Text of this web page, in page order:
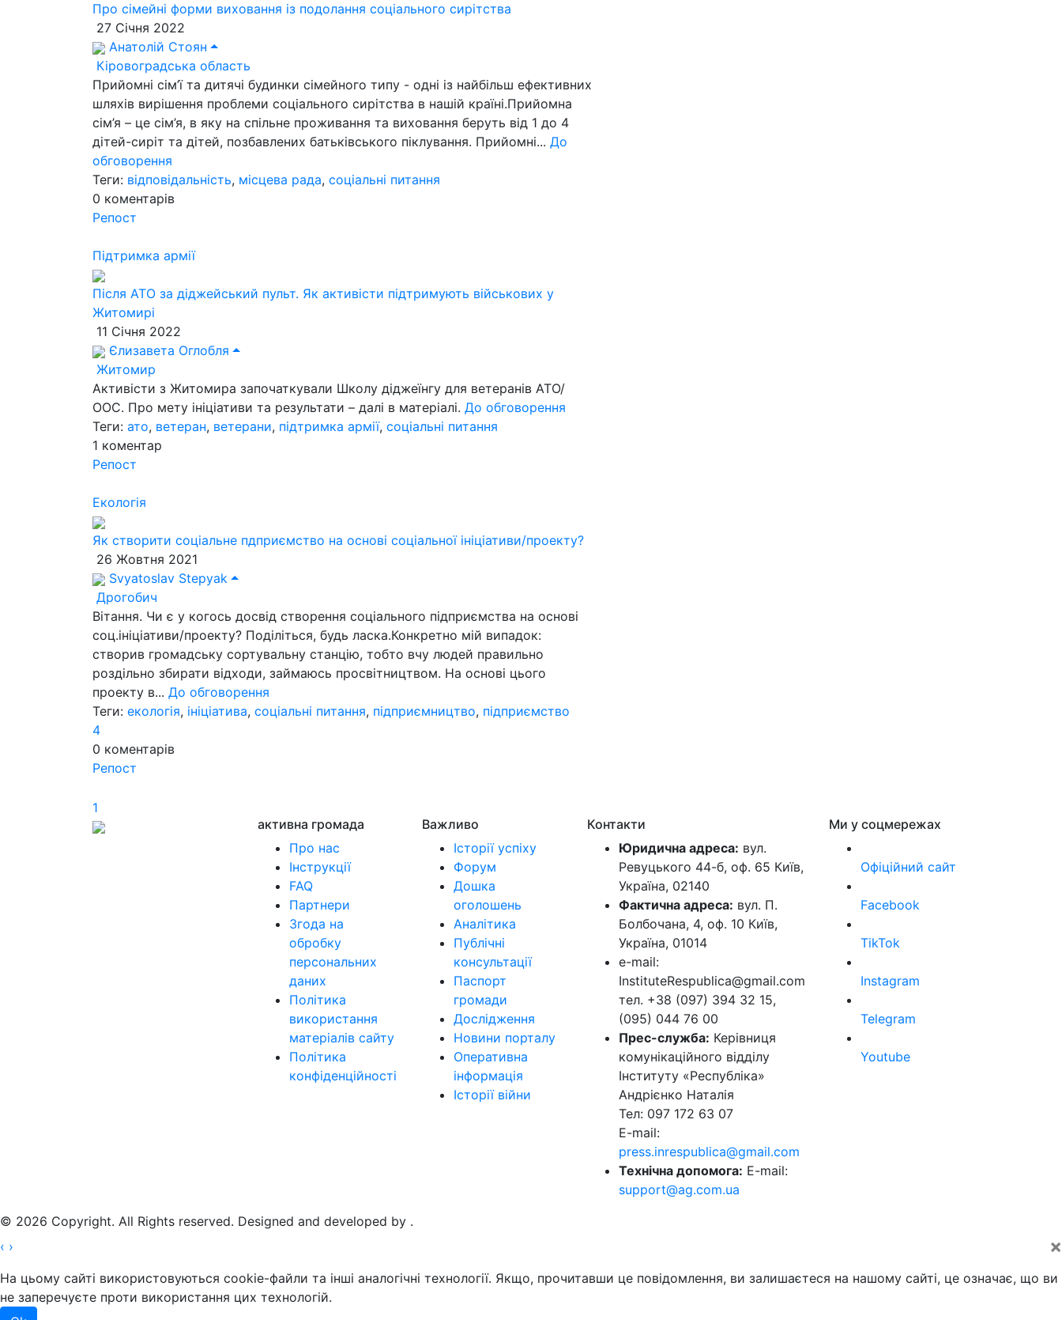
Про сімейні форми виховання із подолання соціального сирітства
27 Січня 2022
Анатолій Стоян
Кіровоградська область
Прийомні сім’ї та дитячі будинки сімейного типу - одні із найбільш ефективних
шляхів вирішення проблеми соціального сирітства в нашій країні.Прийомна
сім’я – це сім’я, в яку на спільне проживання та виховання беруть від 1 до 4
дітей-сиріт та дітей, позбавлених батьківського піклування. Прийомні... До
обговорення
Теги: відповідальність, місцева рада, соціальні питання
0 коментарів
Репост
Підтримка армії
Після АТО за діджейський пульт. Як активісти підтримують військових у
Житомирі
11 Січня 2022
Єлизавета Оглобля
Житомир
Активісти з Житомира започаткували Школу діджеїнгу для ветеранів АТО/
ООС. Про мету ініціативи та результати – далі в матеріалі. До обговорення
Теги: ато, ветеран, ветерани, підтримка армії, соціальні питання
1 коментар
Репост
Екологія
Як створити соціальне пдприємство на основі соціальної ініціативи/проекту?
26 Жовтня 2021
Svyatoslav Stepyak
Дрогобич
Вітання. Чи є у когось досвід створення соціального підприємства на основі
соц.ініціативи/проекту? Поділіться, будь ласка.Конкретно мій випадок:
створив громадську сортувальну станцію, тобто вчу людей правильно
роздільно збирати відходи, займаюсь просвітництвом. На основі цього
проекту в... До обговорення
Теги: екологія, ініціатива, соціальні питання, підприємництво, підприємство
4
0 коментарів
Репост
1
активна громада
Про нас
Інструкції
FAQ
Партнери
Згода на
обробку
персональних
даних
Політика
використання
матеріалів сайту
Політика
конфіденційності
Важливо
Історії успіху
Форум
Дошка
оголошень
Аналітика
Публічні
консультації
Паспорт
громади
Дослідження
Новини порталу
Оперативна
інформація
Історії війни
Контакти
Юридична адреса: вул.
Ревуцького 44-б, оф. 65 Київ,
Україна, 02140
Фактична адреса: вул. П.
Болбочана, 4, оф. 10 Київ,
Україна, 01014
e-mail:
InstituteRespublica@gmail.com
тел. +38 (097) 394 32 15,
(095) 044 76 00
Прес-служба: Керівниця
комунікаційного відділу
Інституту «Республіка»
Андрієнко Наталія
Тел: 097 172 63 07
E-mail:
press.inrespublica@gmail.com
Технічна допомога: E-mail:
support@ag.com.ua
Ми у соцмережах
Офіційний сайт
Facebook
TikTok
Instagram
Telegram
Youtube
© 2026 Copyright. All Rights reserved. Designed and developed by .
‹ › ×
На цьому сайті використовуються cookie-файли та інші аналогічні технології. Якщо, прочитавши це повідомлення, ви залишаєтеся на нашому сайті, це означає, що ви
не заперечуєте проти використання цих технологій.